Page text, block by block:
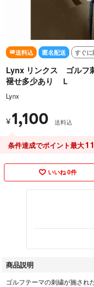
送料込 匿名配送 すぐ
Lynx リンクス ゴルフ
褪せ多少あり Ｌ
Lynx
¥1,100 送料込
条件達成でポイント最大11
いいね 0件
商品説明
ゴルフテーマの刺繍が施され